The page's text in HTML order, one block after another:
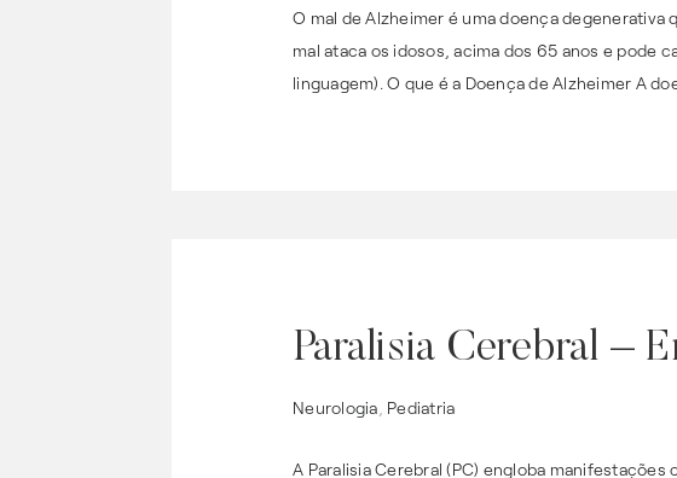
O mal de Alzheimer é uma doença
mal ataca os idosos, acima dos 65 anos e pode
linguagem). O que é a Doença de Alzheimer A
Paralisia Cerebral –
Neurologia Pediatria
A Paralisia Cerebral (PC) engloba